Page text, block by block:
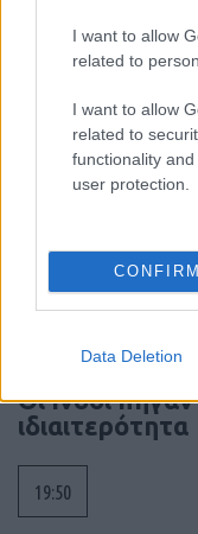
I want to allow
related to
I want to allow
related to
functionality
user protection.
CONFIRM
Data Deletion
ΣΑΝ ΣΗΜΕΡΑ
20:01
Οι Ινδοί
ιδιαιτερότητα
19:50